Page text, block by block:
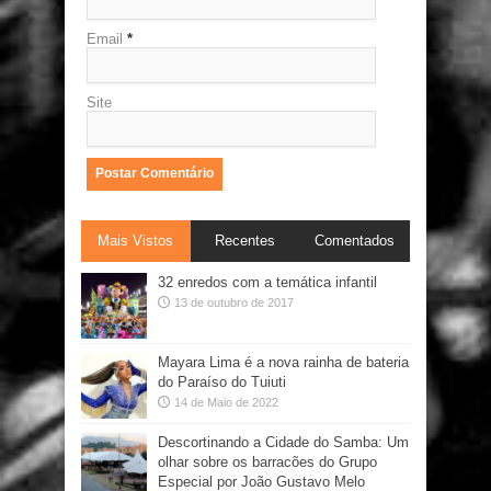
Email *
Site
Mais Vistos Recentes Comentados
32 enredos com a temática infantil
13 de outubro de 2017
Mayara Lima é a nova rainha de bateria
do Paraíso do Tuiuti
14 de Maio de 2022
Descortinando a Cidade do Samba: Um
olhar sobre os barracões do Grupo
Especial por João Gustavo Melo